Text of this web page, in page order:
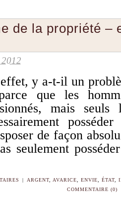
de la propriété –
y a-t-il un
que les
mais seuls
de façon
seulement
ARGENT, AVARICE, ENVIE, ÉTAT,
COMMENTAIRE (0)